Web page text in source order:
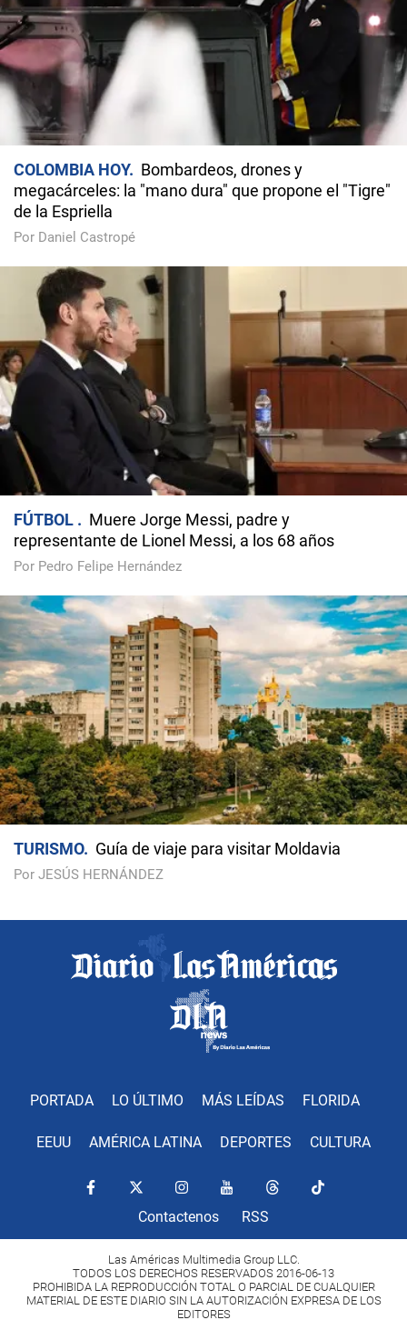
COLOMBIA HOY
Bombardeos, drones y
megacárceles: la "mano dura" que propone el "Tigre"
de la Espriella
Por Daniel Castropé
FÚTBOL
Muere Jorge Messi, padre y
representante de Lionel Messi, a los 68 años
Por Pedro Felipe Hernández
TURISMO Guía de viaje para visitar Moldavia
Por JESÚS HERNÁNDEZ
PORTADA LO ÚLTIMO MÁS LEÍDAS FLORIDA
EEUU AMÉRICA LATINA DEPORTES CULTURA
Contactenos RSS
Las Américas Multimedia Group LLC.
TODOS LOS DERECHOS RESERVADOS 2016-06-13
PROHIBIDA LA REPRODUCCIÓN TOTAL O PARCIAL DE CUALQUIER
MATERIAL DE ESTE DIARIO SIN LA AUTORIZACIÓN EXPRESA DE LOS
EDITORES